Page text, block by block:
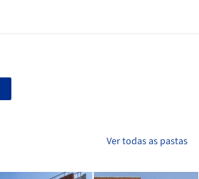
Ver todas as pastas